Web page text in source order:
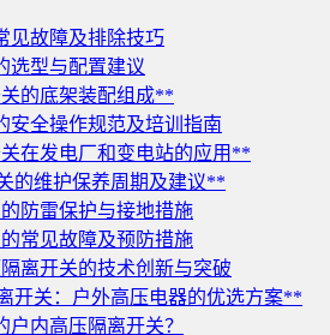
见故障及排除技巧
选型与配置建议
的底架装配组成**
安全操作规范及培训指南
在发电厂和变电站的应用**
的维护保养周期及建议**
防雷保护与接地措施
常见故障及预防措施
离开关的技术创新与突破
开关：户外高压电器的优选方案**
户内高压隔离开关？